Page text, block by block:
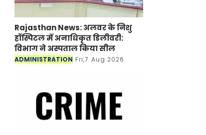
Rajasthan News: अलवर के निशु
हॉस्पिटल में अनाधिकृत डिलीवरी:
विभाग ने अस्पताल किया सील
ADMINISTRATION Fri,7 Aug 2026